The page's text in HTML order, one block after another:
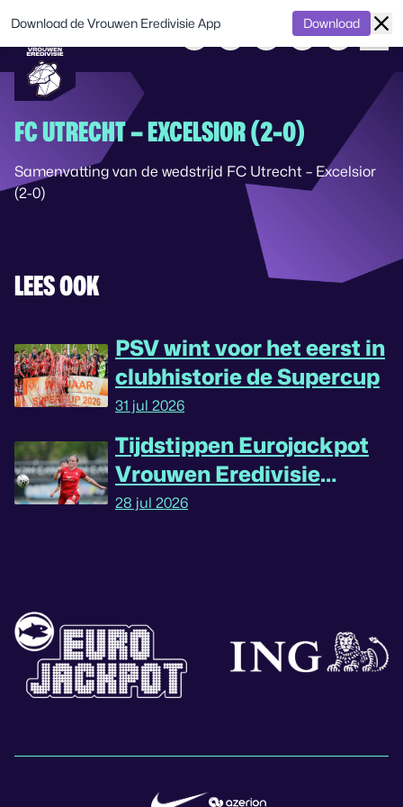
FC UTRECHT – EXCELSIOR (2-0)
Samenvatting van de wedstrijd FC Utrecht – Excelsior
(2-0)
LEES OOK
PSV wint voor het eerst in
clubhistorie de Supercup
31 jul 2026
Tijdstippen Eurojackpot
Vrouwen Eredivisie
omgedraaid
28 jul 2026
Download de Vrouwen Eredivisie App Download